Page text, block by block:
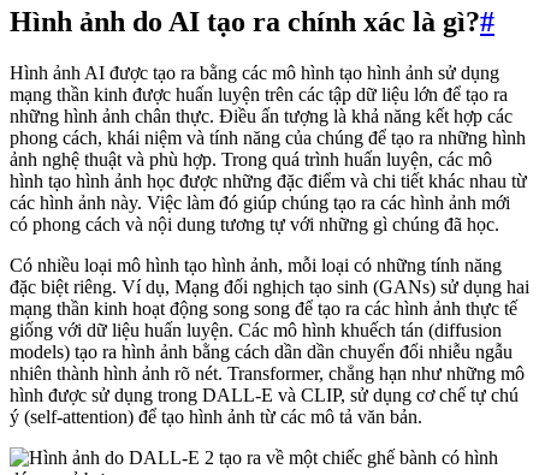
Hình ảnh do AI tạo ra chính xác là gì?#
Hình ảnh AI được tạo ra bằng các mô hình tạo hình ảnh sử dụng
mạng thần kinh được huấn luyện trên các tập dữ liệu lớn để tạo ra
những hình ảnh chân thực. Điều ấn tượng là khả năng kết hợp các
phong cách, khái niệm và tính năng của chúng để tạo ra những hình
ảnh nghệ thuật và phù hợp. Trong quá trình huấn luyện, các mô
hình tạo hình ảnh học được những đặc điểm và chi tiết khác nhau từ
các hình ảnh này. Việc làm đó giúp chúng tạo ra các hình ảnh mới
có phong cách và nội dung tương tự với những gì chúng đã học.
Có nhiều loại mô hình tạo hình ảnh, mỗi loại có những tính năng
đặc biệt riêng. Ví dụ, Mạng đối nghịch tạo sinh (GANs) sử dụng hai
mạng thần kinh hoạt động song song để tạo ra các hình ảnh thực tế
giống với dữ liệu huấn luyện. Các mô hình khuếch tán (diffusion
models) tạo ra hình ảnh bằng cách dần dần chuyển đổi nhiễu ngẫu
nhiên thành hình ảnh rõ nét. Transformer, chẳng hạn như những mô
hình được sử dụng trong DALL-E và CLIP, sử dụng cơ chế tự chú
ý (self-attention) để tạo hình ảnh từ các mô tả văn bản.